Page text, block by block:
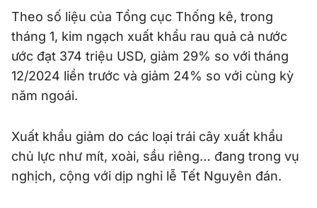
Theo số liệu của Tổng cục Thống kê, trong
tháng 1, kim ngạch xuất khẩu rau quả cả nước
ước đạt 374 triệu USD, giảm 29% so với tháng
12/2024 liền trước và giảm 24% so với cùng kỳ
năm ngoái.
Xuất khẩu giảm do các loại trái cây xuất khẩu
chủ lực như mít, xoài, sầu riêng… đang trong vụ
nghịch, cộng với dịp nghỉ lễ Tết Nguyên đán.